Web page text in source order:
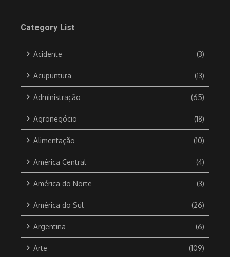
Category List
Acidente (3)
Acupuntura (13)
Administração (65)
Agronegócio (18)
Alimentação (10)
América Central (4)
América do Norte (3)
América do Sul (26)
Argentina (6)
Arte (109)